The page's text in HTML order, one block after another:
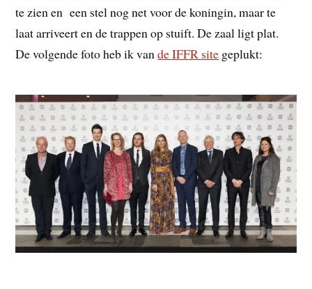
te zien en een stel nog net voor de koningin, maar te
laat arriveert en de trappen op stuift. De zaal ligt plat.
De volgende foto heb ik vande IFFR site geplukt: